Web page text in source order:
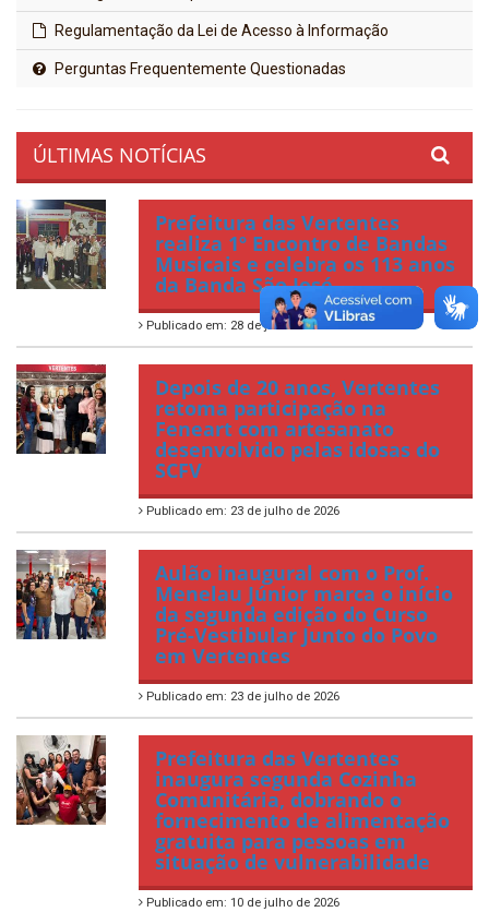
Regulamentação da Lei de Acesso à Informação
Perguntas Frequentemente Questionadas
ÚLTIMAS NOTÍCIAS
Prefeitura das Vertentes
realiza 1º Encontro de Bandas
Musicais e celebra os 113 anos
da Banda São José
Publicado em: 28 de julho de 2026
Depois de 20 anos, Vertentes
retoma participação na
Feneart com artesanato
desenvolvido pelas idosas do
SCFV
Publicado em: 23 de julho de 2026
Aulão inaugural com o Prof.
Menelau Júnior marca o início
da segunda edição do Curso
Pré-Vestibular Junto do Povo
em Vertentes
Publicado em: 23 de julho de 2026
Prefeitura das Vertentes
inaugura segunda Cozinha
Comunitária, dobrando o
fornecimento de alimentação
gratuita para pessoas em
situação de vulnerabilidade
Publicado em: 10 de julho de 2026